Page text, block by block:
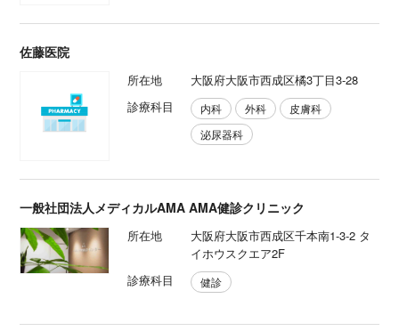
佐藤医院
所在地
大阪府大阪市西成区橘3丁目3-28
診療科目
内科 外科
皮膚科
泌尿器科
一般社団法人メディカルAMA AMA健診クリニック
所在地
大阪府大阪市西成区千本南1-3-2 タ
イホウスクエア2F
診療科目
健診